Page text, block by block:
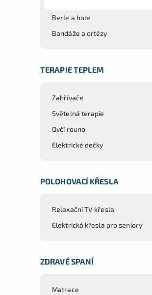
Berle a hole
Bandáže a ortézy
TERAPIE TEPLEM
Zahřívače
Světelná terapie
Ovčí rouno
Elektrické dečky
POLOHOVACÍ KŘESLA
Relaxační TV křesla
Elektrická křesla pro seniory
ZDRAVÉ SPANÍ
Matrace